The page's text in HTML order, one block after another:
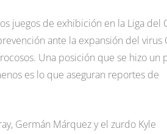
juegos de exhibición en la Liga del
ante la expansión del virus
Una posición que se hizo un
es lo que aseguran reportes de
Germán Márquez y el zurdo Kyle